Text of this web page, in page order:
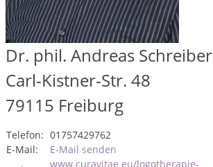
Dr. phil. Andreas Schreiber
Carl-Kistner-Str. 48
79115 Freiburg
Telefon: 01757429762
E-Mail:
E-Mail senden
www.curavitae.eu/logotherapie-